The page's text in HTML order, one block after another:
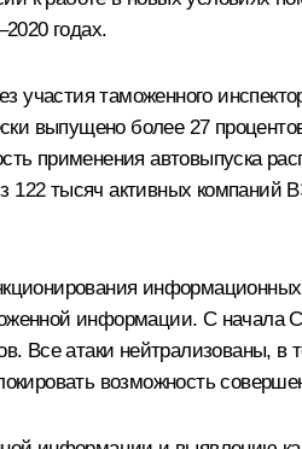
годах.
участия таможенного
выпущено более 27
применения автовыпуска
122 тысяч активных компаний
информации. С начала
Все атаки нейтрализованы, в
возможность